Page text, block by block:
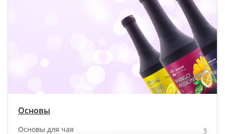
Основы
Основы для чая 3